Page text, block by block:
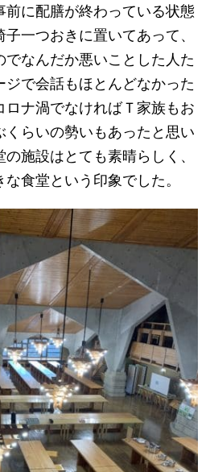
前に配膳が終わっている状態
一つおきに置いてあって、
でなんだか悪いことした人た
ジで会話もほとんどなかった
ナ渦でなければＴ家族もお
らいの勢いもあったと思い
施設はとても素晴らしく、
食堂という印象でした。